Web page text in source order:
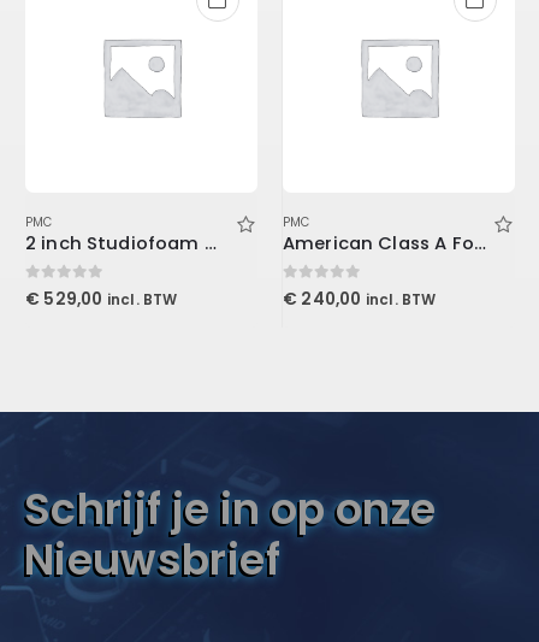
PMC
2 inch Studiofoam Wedge, 12-Pack 12-61x122cm panel, Burgundy
0out of 5
€ 529,00 incl. BTW
PMC
American Class A For Console1
0out of 5
€ 240,00 incl. BTW
Schrijf je in op onze
Nieuwsbrief